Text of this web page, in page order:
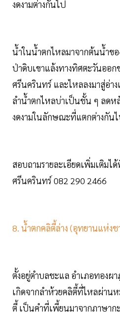
งดงามต่างกันไป
น้ำในน้ำตกไหลมาจากต้นน้ำขอ
ป่าดิบเขาแล้งทางทิศตะวันออ
ศรีนครินทร์ และไหลลงมาสู่อ่า
ลำน้ำตกไหลบ่าเป็นชั้น ๆ ลดห
งดงามในลักษณะที่แตกต่างกัน
สอบถามรายละเอียดเพิ่มเติมไ
ศรีนครินทร์ 082 290 2466
8. น้ำตกคลิตี้ล่าง (อุทยานแห่งช
ตั้งอยู่ตำบลชะแล อำเภอทองผ
เกิดจากลำห้วยคลิตี้ที่ไหลผ่านห
ตี้ เป็นคำที่เพี้ยนมาจากภาษาก